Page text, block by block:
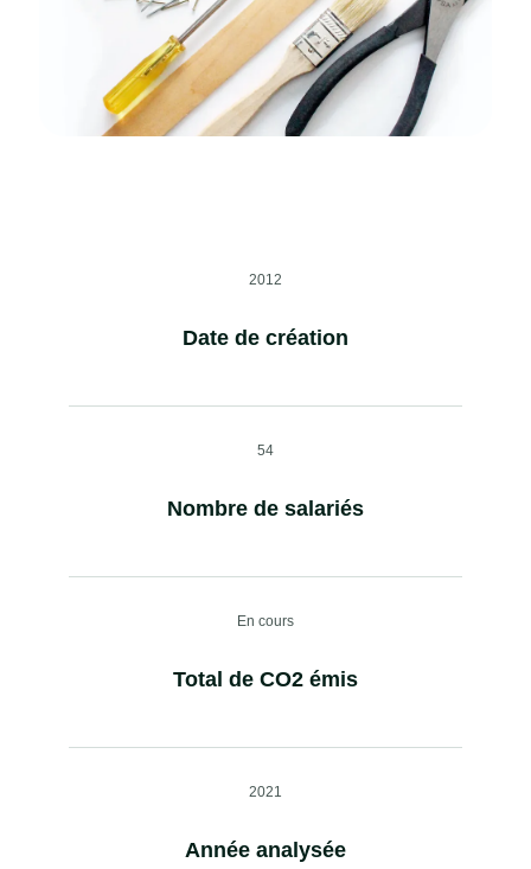
2012
Date de création
54
Nombre de salariés
En cours
Total de CO2 émis
2021
Année analysée